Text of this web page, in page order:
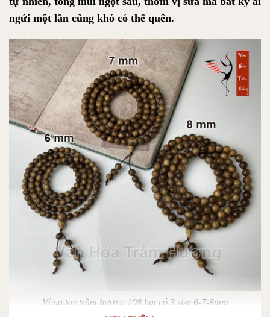
ngửi một lần cũng khó có thể quên.
Vòng tay trầm hương 108 hạt có 3 size 6-7-8mm